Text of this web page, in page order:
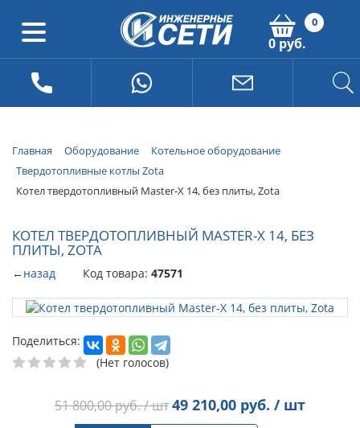
0
0 руб.
Главная Оборудование
Котельное оборудование
Твердотопливные котлы Zota
Котел твердотопливный Master-X 14, без плиты, Zota
КОТЕЛ ТВЕРДОТОПЛИВНЫЙ MASTER-X 14, БЕЗ
ПЛИТЫ, ZOTA
←назад Код товара: 47571
Поделиться:
(Нет голосов)
51 800,00руб. / шт49 210,00 руб. / шт